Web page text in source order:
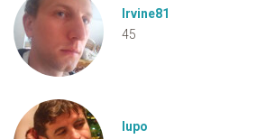
Irvine81
45
lupo